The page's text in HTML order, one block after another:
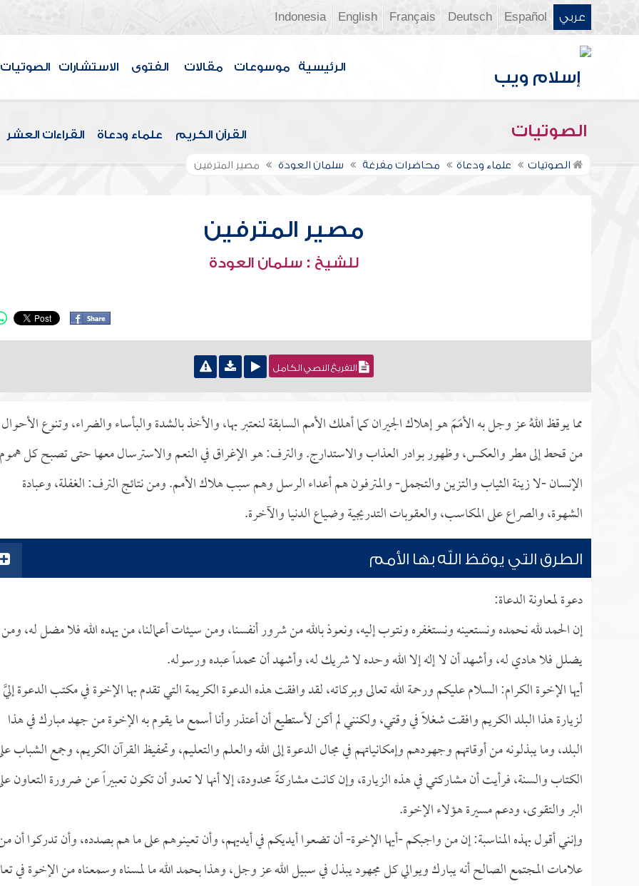
عربي Español
Deutsch
Français
English
Indonesia
الرئيسية موسوعات مقالات الفتوى الاستشارات الصوتيات
الصوتيات القرآن الكريم علماء ودعاة القراءات العشر
الصوتيات علماء ودعاة محاضرات مفرغة سلمان العودة مصير المترفين
مصير المترفين
للشيخ : سلمان العودة
التفريغ النصي الكامل
مما يوقظ اللهُ عز وجل به الأمَمَ هو إهلاك الجيران كما أهلك الأمم السابقة لنعتبر بها، والأخذ بالشدة والبأساء والضراء، وتنوع الأحوال
من قحط إلى مطر والعكس، وظهور بوادر العذاب والاستدارج. والترف: هو الإغراق في النعم والاسترسال معها حتى تصبح كل
الإنسان -لا زينة الثياب والتزين والتجمل- والمترفون هم أعداء الرسل وهم سبب هلاك الأمم. ومن نتائج الترف: الغفلة، وعبادة
الشهوة، والصراع على المكاسب، والعقوبات التدريجية وضياع الدنيا والآخرة.
الطرق التي يوقظ الله بها الأمم
دعوة لمعاونة الدعاة:
إن الحمد لله نحمده ونستعينه ونستغفره ونتوب إليه، ونعوذ بالله من شرور أنفسنا، ومن سيئات أعمالنا، من يهده الله فلا مضل له، ومن
يضلل فلا هادي له، وأشهد أن لا إله إلا الله وحده لا شريك له، وأشهد أن محمداً عبده ورسوله.
أيها الإخوة الكرام: السلام عليكم ورحمة الله تعالى وبركاته، لقد وافقت هذه الدعوة الكريمة التي تقدم بها الإخوة في مكتب الدعوة إليَّ
لزيارة هذا البلد الكريم وافقت شغلاً في وقتي، ولكنني لم أكن لأستطيع أن أعتذر وأنا أسمع ما يقوم به الإخوة من جهد مبارك في هذا
البلد، وما يبذلونه من أوقاتهم وجهودهم وإمكانياتهم في مجال الدعوة إلى الله والعلم والتعليم، وتحفيظ القرآن الكريم، وجمع الشباب
الكتاب والسنة، فرأيت أن مشاركتي في هذه الزيارة، وإن كانت مشاركةً محدودة، إلا أنها لا تعدو أن تكون تعبيراً عن ضرورة التعاون
البر والتقوى، ودعم مسيرة هؤلاء الإخوة.
وإنني أقول بهذه المناسبة: إن من واجبكم -أيها الإخوة- أن تضعوا أيديكم في أيديهم، وأن تعينوهم على ما هم بصدده، وأن تدركوا أن
علامات المجتمع الصالح أنه يبارك ويوالي كل مجهود يبذل في سبيل الله عز وجل، وهذا بحمد الله ما لمسناه وسمعناه من الإخوة في